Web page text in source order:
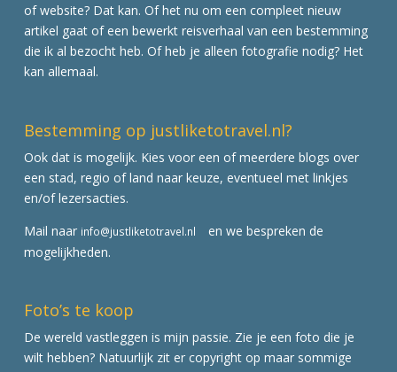
of website? Dat kan. Of het nu om een compleet nieuw
artikel gaat of een bewerkt reisverhaal van een bestemming
die ik al bezocht heb. Of heb je alleen fotografie nodig? Het
kan allemaal.
Bestemming op justliketotravel.nl?
Ook dat is mogelijk. Kies voor een of meerdere blogs over
een stad, regio of land naar keuze, eventueel met linkjes
en/of lezersacties.
Mail naar info@justliketotravel.nl
en we bespreken de
mogelijkheden.
Foto’s te koop
De wereld vastleggen is mijn passie. Zie je een foto die je
wilt hebben? Natuurlijk zit er copyright op maar sommige